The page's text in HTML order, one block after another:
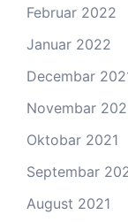
Februar 2022
Januar 2022
Decembar
Novembar
Oktobar 2021
Septembar
August 2021